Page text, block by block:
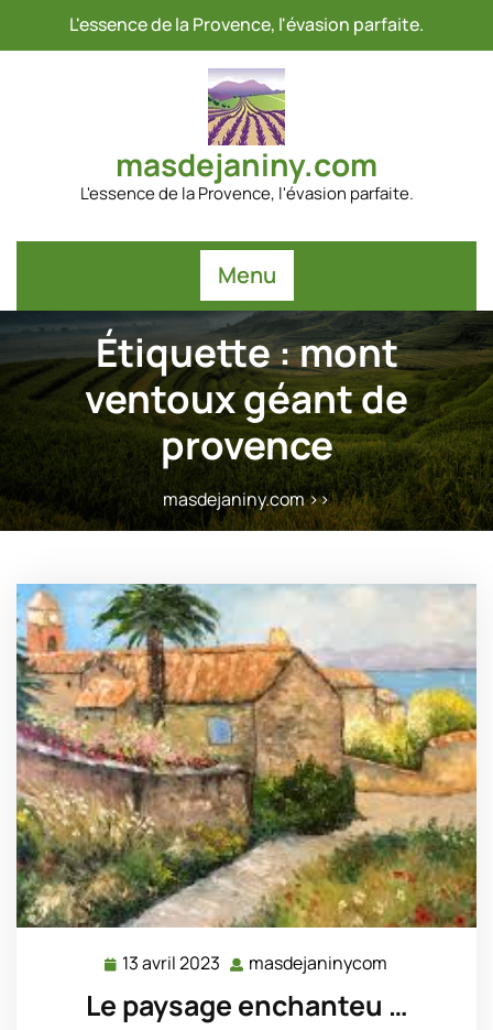
L'essence de la Provence, l'évasion parfaite.
masdejaniny.com
L'essence de la Provence, l'évasion parfaite.
Menu
Étiquette :mont
ventoux géant de
provence
masdejaniny.com>>
13 avril 2023 13
2023
masdejaninycom
Le paysage enchanteu …